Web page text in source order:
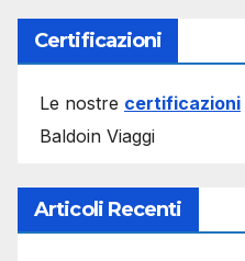
Certificazioni
Le nostre certificazioni
Baldoin Viaggi
Articoli Recenti